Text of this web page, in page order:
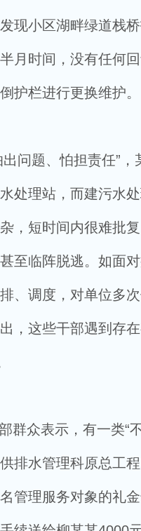
现小区湖畔绿道栈
月时间，没有任何
护栏进行更换维护。
问题、怕担责任”
处理站，而建污水
，短时间内很难批
至临阵脱逃。如面
、调度，对单位多
，这些干部遇到存
群众表示，有一类“
排水管理科原总工
管理服务对象的礼